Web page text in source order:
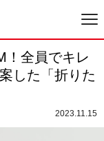
！全員でキレ
した「折りた
2023.11.15